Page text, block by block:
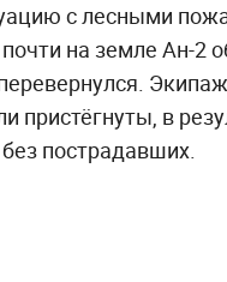
с лесными
на земле Ан-2
пристёгнуты, в
пострадавших.